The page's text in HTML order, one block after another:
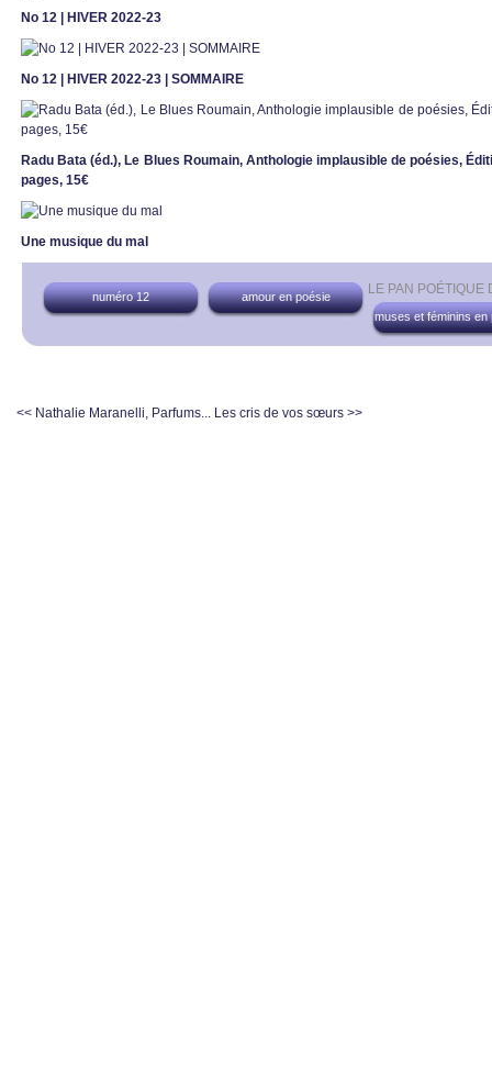
No 12 | HIVER 2022-23
No 12 | HIVER 2022-23 | SOMMAIRE
Radu Bata (éd.), Le Blues Roumain, Anthologie implausible de poésies,
pages, 15€
Une musique du mal
LE PAN POÉTIQUE
numéro 12
amour en poésie
muses et féminins en
<< Nathalie Maranelli, Parfums... Les cris de vos sœurs >>